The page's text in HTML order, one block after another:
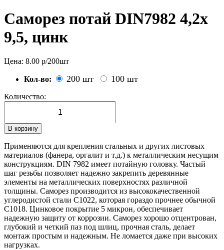
Саморез потай DIN7982 4,2х
9,5, цинк
Цена: 8.00 р/200шт
Кол-во: 200 шт 100 шт
Количество:
В корзину
Применяются для крепления стальных и других листовых
материалов (фанера, оргалит и т.д.) к металлическим несущим
конструкциям. DIN 7982 имеет потайную головку. Частый
шаг резьбы позволяет надежно закрепить деревянные
элементы на металлических поверхностях различной
толщины. Саморез производится из высококачественной
углеродистой стали С1022, которая гораздо прочнее обычной
С1018. Цинковое покрытие 5 микрон, обеспечивает
надежную защиту от корpозии. Саморез хорошо отцентрован,
глубокий и четкий паз под шлиц, прочная сталь, делает
монтаж простым и надежным. Не ломается даже при высоких
нагрузках.